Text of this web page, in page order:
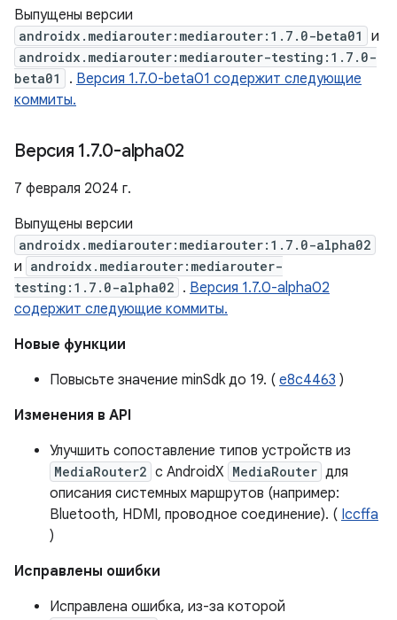
Выпущены версии
androidx.mediarouter:mediarouter:1.7.0-beta01 и
androidx.mediarouter:mediarouter-testing:1.7.0-
beta01
. Версия 1.7.0-beta01 содержит следующие
коммиты.
Версия 1.7.0-alpha02
7 февраля 2024 г.
Выпущены версии
androidx.mediarouter:mediarouter:1.7.0-alpha02
и androidx.mediarouter:mediarouter-
testing:1.7.0-alpha02 . Версия 1.7.0-alpha02
содержит следующие коммиты.
Новые функции
Повысьте значение minSdk до 19. ( e8c4463 )
Изменения в API
Улучшить сопоставление типов устройств из
MediaRouter2 с AndroidX MediaRouter для
описания системных маршрутов (например:
Bluetooth, HDMI, проводное соединение). ( Iccffa
)
Исправлены ошибки
Исправлена ​​ошибка, из-за которой